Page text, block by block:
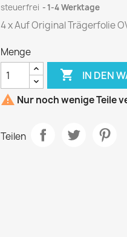
steuerfrei
1-4 Werktage
4 x Auf Original Trägerfolie
Menge
 IN DEN
 Nur noch wenige Teile
Teilen